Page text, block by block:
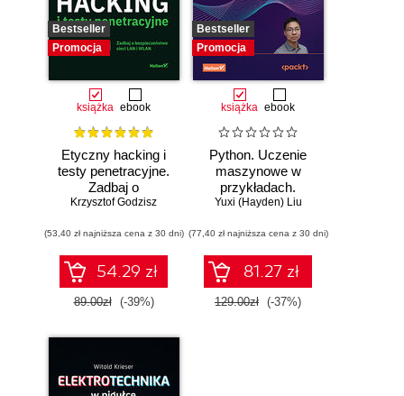
Bestseller
Promocja
książka ebook
Etyczny hacking i
testy penetracyjne.
Zadbaj o
bezpieczeństwo
Krzysztof Godzisz
(53,40 zł najniższa cena z 30 dni)
54.29 zł
89.00zł (-39%)
Bestseller
Promocja
książka ebook
Python. Uczenie
maszynowe w
przykładach.
Najlepsze praktyki
zastosowaniach.
Wydanie IV
Yuxi (Hayden) Liu
(77,40 zł najniższa cena z 30 dni)
81.27 zł
129.00zł (-37%)